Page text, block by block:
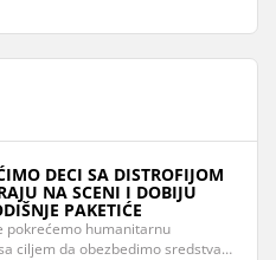
DECI SA DISTROFIJOM
NA SCENI I DOBIJU
PAKETIĆE
pokrećemo humanitarnu
ciljem da obezbedimo sredstva…